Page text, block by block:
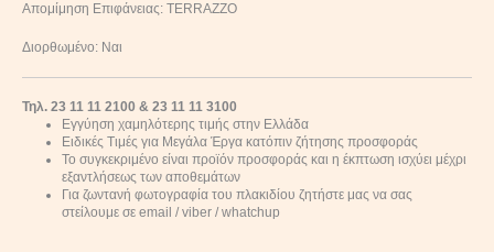
Απομίμηση Επιφάνειας: TERRAZZO
Διορθωμένο: Ναι
Τηλ. 23 11 11 2100 & 23 11 11 3100
Εγγύηση χαμηλότερης τιμής στην Ελλάδα
Ειδικές Τιμές για Μεγάλα Έργα κατόπιν ζήτησης προσφοράς
Το συγκεκριμένο είναι προϊόν προσφοράς και η έκπτωση ισχύει μέχρι
εξαντλήσεως των αποθεμάτων
Για ζωντανή φωτογραφία του πλακιδίου ζητήστε μας να σας
στείλουμε σε email / viber / whatchup